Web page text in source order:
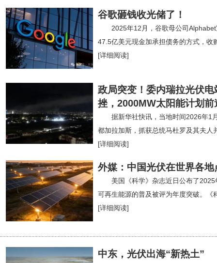
谷歌砸钱收光储了！
2025年12月，谷歌母公司
47.5亿美元现金加承担债务的方式，收
[详细阅读]
政局突变！委内瑞拉光伏电
挫，2000MW太阳能计划前
据新华社快讯，当地时间2026年1
都加拉加斯，抓获总统马杜罗及其夫人
[详细阅读]
外媒：中国光伏在世界各地
美国《科学》杂志近日公布了
可再生能源的普及被评为年度突破。《
[详细阅读]
中东，光伏出海“新热土”